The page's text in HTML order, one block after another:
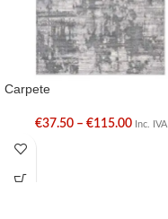
Carpete
€37.50 – €115.00 Inc. IVA